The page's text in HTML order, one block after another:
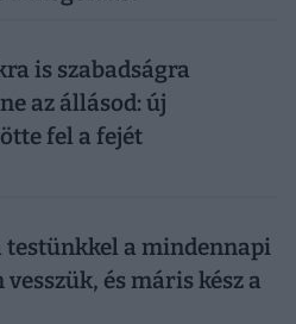
is szabadságra
az állásod: új
fel a fejét
testünkkel a mindennapi
és máris kész a